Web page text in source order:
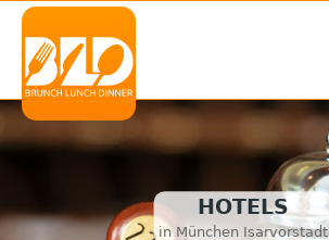
HOTELS
in München Isarvorstadt